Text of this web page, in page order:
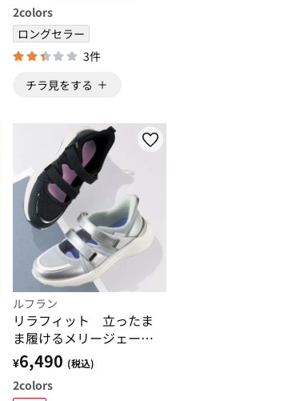
2colors
ロングセラー
3件
チラ見をする
ルフラン
リラフィット 立ったま
ま履けるメリージェーン
スニーカー
¥6,490 (税込)
2colors